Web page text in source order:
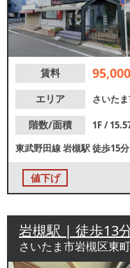
賃料 95,000
エリア
さいた
階数/面積
1F /
東武野田線岩槻駅徒歩15分
値下げ
岩槻駅 | 徒歩13
さいたま市岩槻区東